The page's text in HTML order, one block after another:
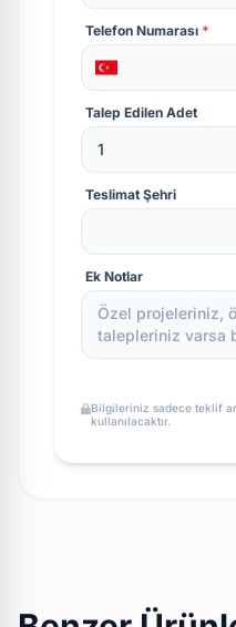
Telefon Numarası *
Talep Edilen Adet
Teslimat Şehri
Ek Notlar
Bilgileriniz sadece teklif
kullanılacaktır.